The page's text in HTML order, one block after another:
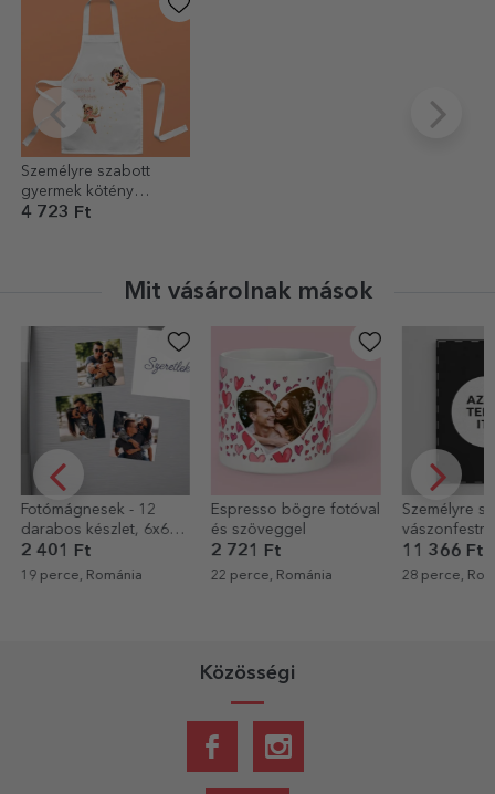
Személyre szabott
gyermek kötény
szöveggel - Varázslat a
4 723 Ft
Mit vásárolnak mások
Fotómágnesek - 12
darabos készlet, 6x6
cm
2 401 Ft
19 perce, Románia
Espresso bögre fotóval
és szöveggel
2 721 Ft
22 perce, Románia
Személyre
grafikájával -
11 366 Ft
28 perce,
Közösségi